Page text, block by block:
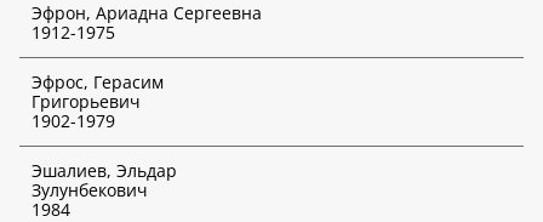
Эфрон, Ариадна Сергеевна
1912-1975
Эфрос, Герасим
Григорьевич
1902-1979
Эшалиев, Эльдар
Зулунбекович
1984